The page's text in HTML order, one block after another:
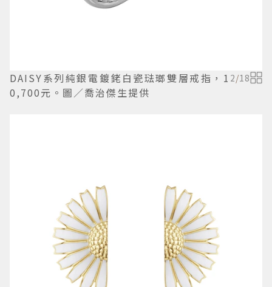
DAISY系列純銀電鍍銠白瓷琺瑯雙層戒指，1
0,700元。圖／喬治傑生提供
2/18